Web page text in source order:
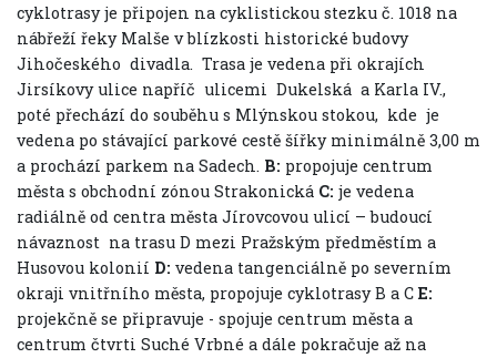
cyklotrasy je připojen na cyklistickou stezku č. 1018 na
nábřeží řeky Malše v blízkosti historické budovy
Jihočeského divadla. Trasa je vedena při okrajích
Jirsíkovy ulice napříč ulicemi Dukelská a Karla IV.,
poté přechází do souběhu s Mlýnskou stokou, kde je
vedena po stávající parkové cestě šířky minimálně 3,00 m
a prochází parkem na Sadech. B: propojuje centrum
města s obchodní zónou Strakonická C: je vedena
radiálně od centra města Jírovcovou ulicí – budoucí
návaznost na trasu D mezi Pražským předměstím a
Husovou kolonií D: vedena tangenciálně po severním
okraji vnitřního města, propojuje cyklotrasy B a C E:
projekčně se připravuje - spojuje centrum města a
centrum čtvrti Suché Vrbné a dále pokračuje až na